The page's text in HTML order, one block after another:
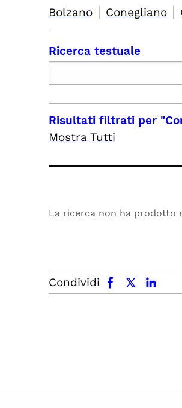
Bolzano | Conegliano |
Ricerca testuale
Risultati filtrati per
Mostra Tutti
La ricerca non ha prodotto
Condividi
facebook x.com linkedin